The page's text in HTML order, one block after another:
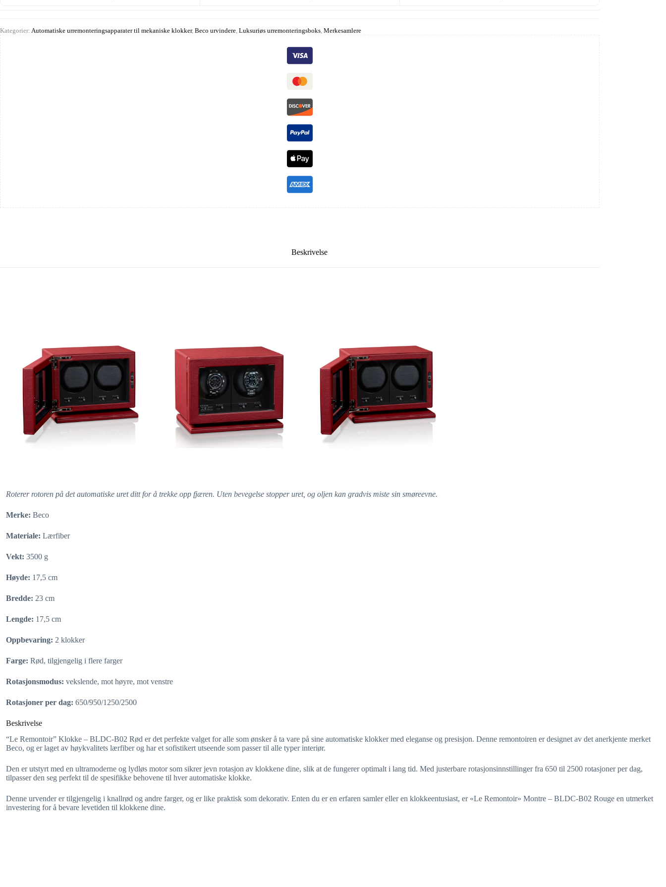
Kategorier: Automatiske urremonteringsapparater til mekaniske klokker, Beco urvindere Luksuriøs urremonteringsboks Merkesamlere
Beskrivelse
Roterer rotoren på det automatiske uret ditt for å trekke opp fjæren. Uten bevegelse stopper uret, og oljen kan gradvis miste sin smøreevne.
Merke: Beco
Materiale: Lærfiber
Vekt: 3500 g
Høyde: 17,5 cm
Bredde: 23 cm
Lengde: 17,5 cm
Oppbevaring: 2 klokker
Farge: Rød, tilgjengelig i flere farger
Rotasjonsmodus: vekslende, mot høyre, mot venstre
Rotasjoner per dag: 650/950/1250/2500
Beskrivelse
“Le Remontoir” Klokke – BLDC-B02 Rød er det perfekte valget for alle som ønsker å ta vare på sine automatiske klokker med eleganse og presisjon. Denne remontoiren er designet av det anerkjente merket
Beco, og er laget av høykvalitets lærfiber og har et sofistikert utseende som passer til alle typer interiør.
Den er utstyrt med en ultramoderne og lydløs motor som sikrer jevn rotasjon av klokkene dine, slik at de fungerer optimalt i lang tid. Med justerbare rotasjonsinnstillinger fra 650 til 2500 rotasjoner per dag,
tilpasser den seg perfekt til de spesifikke behovene til hver automatiske klokke.
Denne urvender er tilgjengelig i knallrød og andre farger, og er like praktisk som dekorativ. Enten du er en erfaren samler eller en klokkeentusiast, er «Le Remontoir» Montre – BLDC-B02 Rouge en utmerket
investering for å bevare levetiden til klokkene dine.